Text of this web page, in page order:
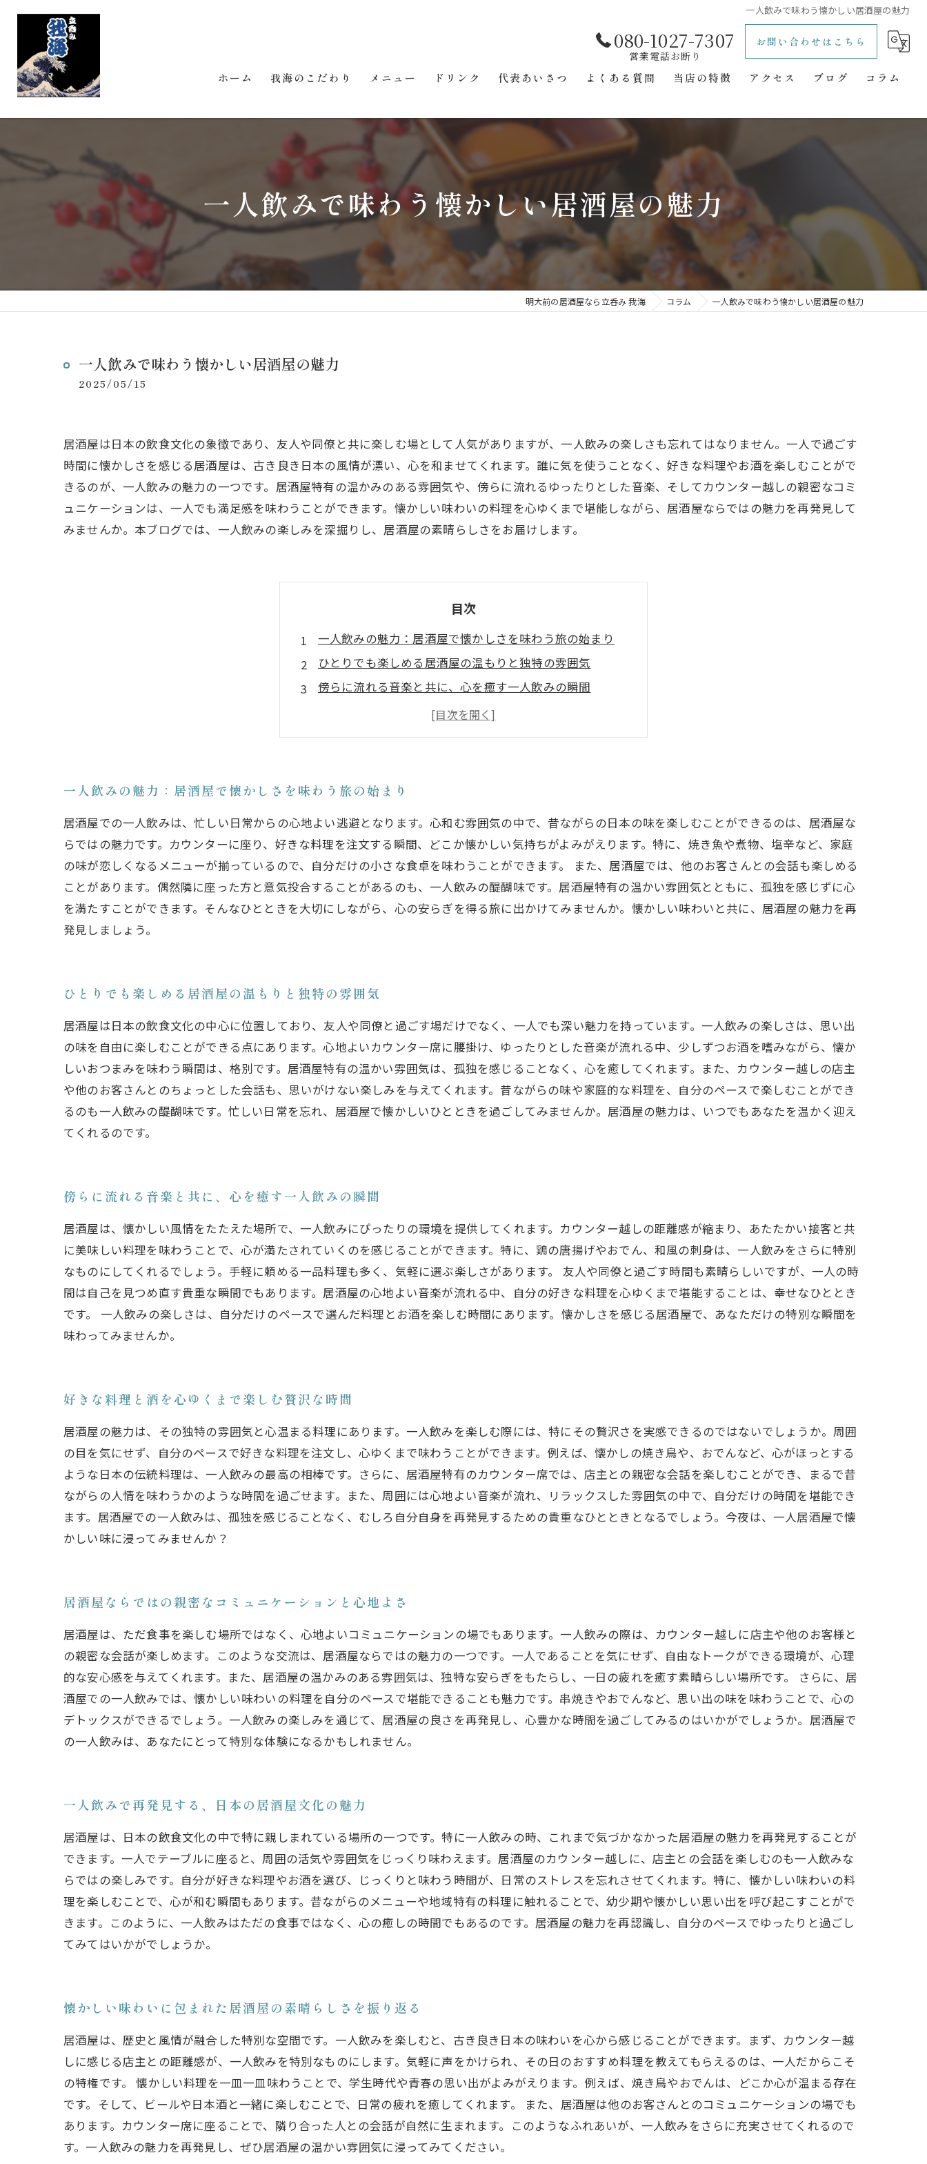
一人飲みで味わう懐かしい居酒屋の魅力
080-1027-7307 お問い合わせはこちら
ホーム 我海のこだわり メニュー ドリンク 代表あいさつ よくある質問 当店の特徴
立ち飲み
二次会
隠れ家
アクセス ブログ コラム
一人飲みで味わう懐かしい居酒屋の魅力
明大前の居酒屋なら立呑み 我海 コラム 一人飲みで味わう懐かしい居酒屋の魅力
一人飲みで味わう懐かしい居酒屋の魅力
2025/05/15
居酒屋は日本の飲食文化の象徴であり、友人や同僚と共に楽しむ場として人気がありますが、一人飲みの楽しさも忘れてはなりません。一人で過ごす
時間に懐かしさを感じる居酒屋は、古き良き日本の風情が漂い、心を和ませてくれます。誰に気を使うことなく、好きな料理やお酒を楽しむことがで
きるのが、一人飲みの魅力の一つです。居酒屋特有の温かみのある雰囲気や、傍らに流れるゆったりとした音楽、そしてカウンター越しの親密なコミ
ュニケーションは、一人でも満足感を味わうことができます。懐かしい味わいの料理を心ゆくまで堪能しながら、居酒屋ならではの魅力を再発見して
みませんか。本ブログでは、一人飲みの楽しみを深掘りし、居酒屋の素晴らしさをお届けします。
目次
一人飲みの魅力：居酒屋で懐かしさを味わう旅の始まり
ひとりでも楽しめる居酒屋の温もりと独特の雰囲気
傍らに流れる音楽と共に、心を癒す一人飲みの瞬間
好きな料理と酒を心ゆくまで楽しむ贅沢な時間
居酒屋ならではの親密なコミュニケーションと心地よさ
懐かしい味わいに包まれた居酒屋の素晴らしさを振り返る
一人飲みの魅力：居酒屋で懐かしさを味わう旅の始まり
居酒屋での一人飲みは、忙しい日常からの心地よい逃避となります。心和む雰囲気の中で、昔ながらの日本の味を楽しむことができるのは、居酒屋な
らではの魅力です。カウンターに座り、好きな料理を注文する瞬間、どこか懐かしい気持ちがよみがえります。特に、焼き魚や煮物、塩辛など、家庭
の味が恋しくなるメニューが揃っているので、自分だけの小さな食卓を味わうことができます。 また、居酒屋では、他のお客さんとの会話も楽しめる
ことがあります。偶然隣に座った方と意気投合することがあるのも、一人飲みの醍醐味です。居酒屋特有の温かい雰囲気とともに、孤独を感じずに心
を満たすことができます。そんなひとときを大切にしながら、心の安らぎを得る旅に出かけてみませんか。懐かしい味わいと共に、居酒屋の魅力を再
発見しましょう。
ひとりでも楽しめる居酒屋の温もりと独特の雰囲気
居酒屋は日本の飲食文化の中心に位置しており、友人や同僚と過ごす場だけでなく、一人でも深い魅力を持っています。一人飲みの楽しさは、思い出
の味を自由に楽しむことができる点にあります。心地よいカウンター席に腰掛け、ゆったりとした音楽が流れる中、少しずつお酒を嗜みながら、懐か
しいおつまみを味わう瞬間は、格別です。居酒屋特有の温かい雰囲気は、孤独を感じることなく、心を癒してくれます。また、カウンター越しの店主
や他のお客さんとのちょっとした会話も、思いがけない楽しみを与えてくれます。昔ながらの味や家庭的な料理を、自分のペースで楽しむことができ
るのも一人飲みの醍醐味です。忙しい日常を忘れ、居酒屋で懐かしいひとときを過ごしてみませんか。居酒屋の魅力は、いつでもあなたを温かく迎え
てくれるのです。
傍らに流れる音楽と共に、心を癒す一人飲みの瞬間
居酒屋は、懐かしい風情をたたえた場所で、一人飲みにぴったりの環境を提供してくれます。カウンター越しの距離感が縮まり、あたたかい接客と共
に美味しい料理を味わうことで、心が満たされていくのを感じることができます。特に、鶏の唐揚げやおでん、和風の刺身は、一人飲みをさらに特別
なものにしてくれるでしょう。手軽に頼める一品料理も多く、気軽に選ぶ楽しさがあります。 友人や同僚と過ごす時間も素晴らしいですが、一人の時
間は自己を見つめ直す貴重な瞬間でもあります。居酒屋の心地よい音楽が流れる中、自分の好きな料理を心ゆくまで堪能することは、幸せなひととき
です。 一人飲みの楽しさは、自分だけのペースで選んだ料理とお酒を楽しむ時間にあります。懐かしさを感じる居酒屋で、あなただけの特別な瞬間を
味わってみませんか。
好きな料理と酒を心ゆくまで楽しむ贅沢な時間
居酒屋の魅力は、その独特の雰囲気と心温まる料理にあります。一人飲みを楽しむ際には、特にその贅沢さを実感できるのではないでしょうか。周囲
の目を気にせず、自分のペースで好きな料理を注文し、心ゆくまで味わうことができます。例えば、懐かしの焼き鳥や、おでんなど、心がほっとする
ような日本の伝統料理は、一人飲みの最高の相棒です。さらに、居酒屋特有のカウンター席では、店主との親密な会話を楽しむことができ、まるで昔
ながらの人情を味わうかのような時間を過ごせます。また、周囲には心地よい音楽が流れ、リラックスした雰囲気の中で、自分だけの時間を堪能でき
ます。居酒屋での一人飲みは、孤独を感じることなく、むしろ自分自身を再発見するための貴重なひとときとなるでしょう。今夜は、一人居酒屋で懐
かしい味に浸ってみませんか？
居酒屋ならではの親密なコミュニケーションと心地よさ
居酒屋は、ただ食事を楽しむ場所ではなく、心地よいコミュニケーションの場でもあります。一人飲みの際は、カウンター越しに店主や他のお客様と
の親密な会話が楽しめます。このような交流は、居酒屋ならではの魅力の一つです。一人であることを気にせず、自由なトークができる環境が、心理
的な安心感を与えてくれます。また、居酒屋の温かみのある雰囲気は、独特な安らぎをもたらし、一日の疲れを癒す素晴らしい場所です。 さらに、居
酒屋での一人飲みでは、懐かしい味わいの料理を自分のペースで堪能できることも魅力です。串焼きやおでんなど、思い出の味を味わうことで、心の
デトックスができるでしょう。一人飲みの楽しみを通じて、居酒屋の良さを再発見し、心豊かな時間を過ごしてみるのはいかがでしょうか。居酒屋で
の一人飲みは、あなたにとって特別な体験になるかもしれません。
一人飲みで再発見する、日本の居酒屋文化の魅力
居酒屋は、日本の飲食文化の中で特に親しまれている場所の一つです。特に一人飲みの時、これまで気づかなかった居酒屋の魅力を再発見することが
できます。一人でテーブルに座ると、周囲の活気や雰囲気をじっくり味わえます。居酒屋のカウンター越しに、店主との会話を楽しむのも一人飲みな
らではの楽しみです。自分が好きな料理やお酒を選び、じっくりと味わう時間が、日常のストレスを忘れさせてくれます。特に、懐かしい味わいの料
理を楽しむことで、心が和む瞬間もあります。昔ながらのメニューや地域特有の料理に触れることで、幼少期や懐かしい思い出を呼び起こすことがで
きます。このように、一人飲みはただの食事ではなく、心の癒しの時間でもあるのです。居酒屋の魅力を再認識し、自分のペースでゆったりと過ごし
てみてはいかがでしょうか。
懐かしい味わいに包まれた居酒屋の素晴らしさを振り返る
居酒屋は、歴史と風情が融合した特別な空間です。一人飲みを楽しむと、古き良き日本の味わいを心から感じることができます。まず、カウンター越
しに感じる店主との距離感が、一人飲みを特別なものにします。気軽に声をかけられ、その日のおすすめ料理を教えてもらえるのは、一人だからこそ
の特権です。 懐かしい料理を一皿一皿味わうことで、学生時代や青春の思い出がよみがえります。例えば、焼き鳥やおでんは、どこか心が温まる存在
です。そして、ビールや日本酒と一緒に楽しむことで、日常の疲れを癒してくれます。 また、居酒屋は他のお客さんとのコミュニケーションの場でも
あります。カウンター席に座ることで、隣り合った人との会話が自然に生まれます。このようなふれあいが、一人飲みをさらに充実させてくれるので
す。一人飲みの魅力を再発見し、ぜひ居酒屋の温かい雰囲気に浸ってみてください。